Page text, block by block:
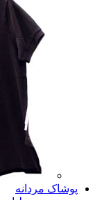
پوشاک مردانه